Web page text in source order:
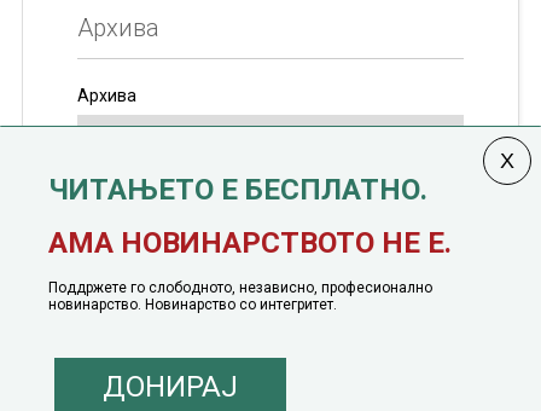
Архива
Архива
јануари, 1991 година
ЧИТАЊЕТО Е БЕСПЛАТНО.
АМА НОВИНАРСТВОТО НЕ Е.
Поддржете го слободното, независно, професионално
новинарство. Новинарство со интегритет.
ДОНИРАЈ